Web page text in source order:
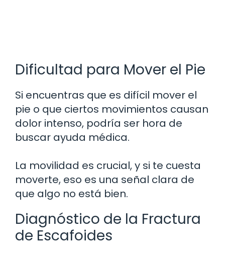
Dificultad para Mover el Pie
Si encuentras que es difícil mover el
pie o que ciertos movimientos causan
dolor intenso, podría ser hora de
buscar ayuda médica.
La movilidad es crucial, y si te cuesta
moverte, eso es una señal clara de
que algo no está bien.
Diagnóstico de la Fractura
de Escafoides